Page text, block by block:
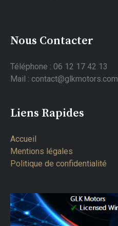
Nous Contacter
Téléphone : 06 12 17 42 13
Mail : contact@glkmotors.com
Liens Rapides
Accueil
Mentions légales
Politique de confidentialité